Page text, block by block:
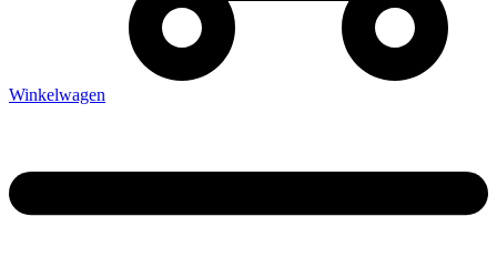
Winkelwagen